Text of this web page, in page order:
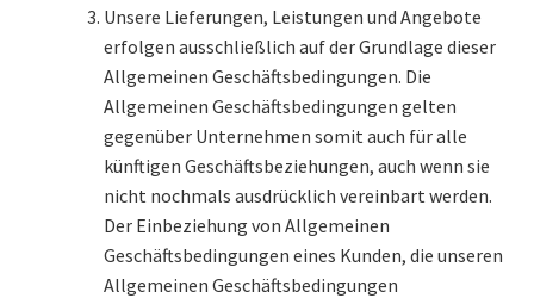
Sample Page
Versandarten
Versandkosten
Warenkorb
Unsere Lieferungen, Leistungen und Angebote
erfolgen ausschließlich auf der Grundlage dieser
Allgemeinen Geschäftsbedingungen. Die
Allgemeinen Geschäftsbedingungen gelten
gegenüber Unternehmen somit auch für alle
künftigen Geschäftsbeziehungen, auch wenn sie
nicht nochmals ausdrücklich vereinbart werden.
Der Einbeziehung von Allgemeinen
Geschäftsbedingungen eines Kunden, die unseren
Allgemeinen Geschäftsbedingungen